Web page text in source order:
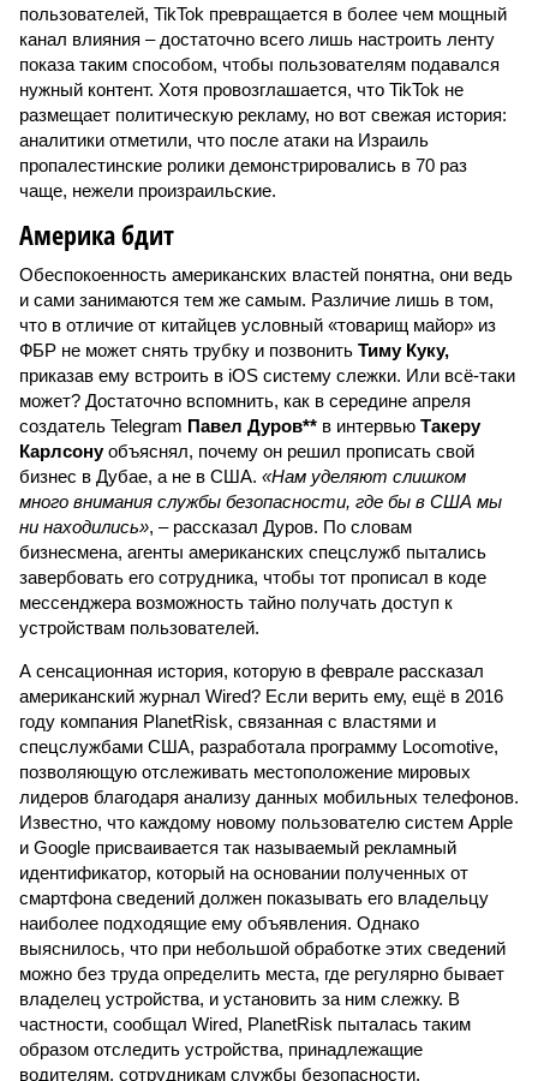
пользователей, TikTok превращается в более чем мощный
канал влияния – достаточно всего лишь настроить ленту
показа таким способом, чтобы пользователям подавался
нужный контент. Хотя провозглашается, что TikTok не
размещает политическую рекламу, но вот свежая история:
аналитики отметили, что после атаки на Израиль
пропалестинские ролики демонстрировались в 70 раз
чаще, нежели произраильские.
Америка бдит
Обеспокоенность американских властей понятна, они ведь
и сами занимаются тем же самым. Различие лишь в том,
что в отличие от китайцев условный «товарищ майор» из
ФБР не может снять трубку и позвонить Тиму Куку,
приказав ему встроить в iOS систему слежки. Или всё-таки
может? Достаточно вспомнить, как в середине апреля
создатель Telegram Павел Дуров** в интервью Такеру
Карлсонуобъяснял, почему он решил прописать свой
бизнес в Дубае, а не в США. «Нам уделяют слишком
много внимания службы безопасности, где бы в США мы
ни находились», – рассказал Дуров. По словам
бизнесмена, агенты американских спецслужб пытались
завербовать его сотрудника, чтобы тот прописал в коде
мессенджера возможность тайно получать доступ к
устройствам пользователей.
А сенсационная история, которую в феврале рассказал
американский журнал Wired? Если верить ему, ещё в 2016
году компания PlanetRisk, связанная с властями и
спецслужбами США, разработала программу Locomotive,
позволяющую отслеживать местоположение мировых
лидеров благодаря анализу данных мобильных телефонов.
Известно, что каждому новому пользователю систем Apple
и Google присваивается так называемый рекламный
идентификатор, который на основании полученных от
смартфона сведений должен показывать его владельцу
наиболее подходящие ему объявления. Однако
выяснилось, что при небольшой обработке этих сведений
можно без труда определить места, где регулярно бывает
владелец устройства, и установить за ним слежку. В
частности, сообщал Wired, PlanetRisk пыталась таким
образом отследить устройства, принадлежащие
водителям, сотрудникам службы безопасности,